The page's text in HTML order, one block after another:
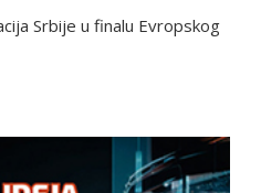
Srbije u finalu Evropskog